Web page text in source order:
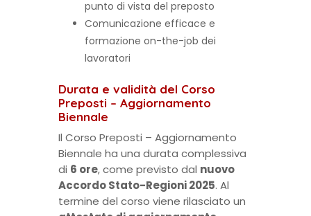
punto di vista del preposto
Comunicazione efficace e
formazione on-the-job dei
lavoratori
Durata e validità del Corso
Preposti – Aggiornamento
Biennale
Il Corso Preposti – Aggiornamento
Biennale ha una durata complessiva
di 6 ore, come previsto dal nuovo
Accordo Stato-Regioni 2025. Al
termine del corso viene rilasciato un